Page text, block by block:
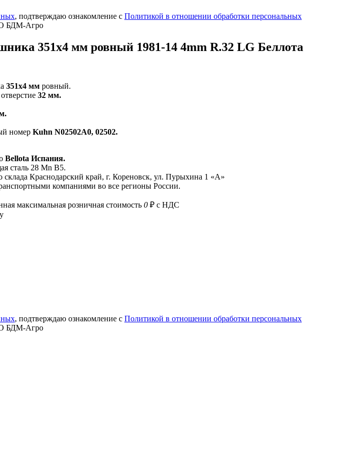
, подтверждаю ознакомление с Политикой в отношении обработки персональных
БДМ-Агро
351х4 мм ровный 1981-14 4mm R.32 LG Беллота
351х4 мм ровный.
32 мм.
номер Kuhn N02502A0, 02502.
Bellota Испания.
сталь 28 Mn B5.
склада Краснодарский край, г. Кореновск, ул. Пурыхина 1 «А»
компаниями во все регионы России.
максимальная розничная стоимость0 ₽ с НДС
, подтверждаю ознакомление с Политикой в отношении обработки персональных
БДМ-Агро